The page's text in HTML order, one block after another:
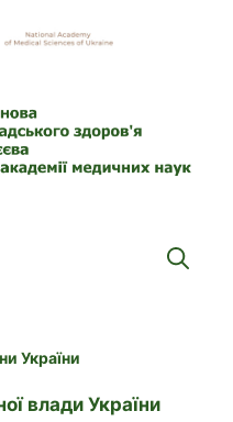
України
влади України